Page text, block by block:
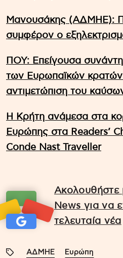
Μανουσάκης (ΑΔΜΗΕ):
συμφέρον ο
ΠΟΥ: Επείγουσα
των Ευρωπαϊκών κρατών
αντιμετώπιση του
Η Κρήτη ανάμεσα στα
Ευρώπης στα Readers’
Conde Nast Traveller
Ακολουθήστε
News για να
τελευταία νέα
ΑΔΜΗΕ Ευρώπη